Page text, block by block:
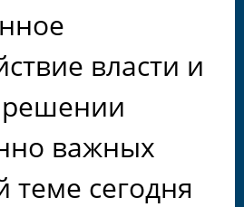
власти и
решении
важных
теме сегодня